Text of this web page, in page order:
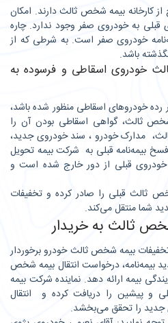
کارخانه بیمه شخص ثالث دارند. امکان
قبلی به خودروی صفر وجود ندارد. چاره
خودروی صفر است. به شرطی که از
باشد.
خودروی اسقاطی و فرسوده به
رده خودروهای اسقاطی منظور شده باشد،
شخص ثالث، گواهی اسقاطی بودن آن را
مدارک خودرو ، سند خودروی جدید،
فسخ بیمه‌نامه قبلی به شرکت بیمه تحویل
قبلی از دور خارج شده است و
ثالث قبلی را صادر کرده و تخفیفات
شما منتقل می‌کند.
ثالث به خریدار
بیمه شخص ثالث خودرو برخوردار
بیمه‌نامه، درخواست انتقال بیمه شخص
بیمه ارائه دهد. نماینده شرکت بیمه
و پیشین را دریافت کرده و انتقال
جدید را تحقق می‌بخشد.